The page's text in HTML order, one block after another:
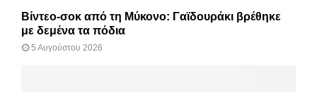
Βίντεο-σοκ από τη Μύκονο: Γαϊδουράκι βρέθηκε
με δεμένα τα πόδια
5 Αυγούστου 2026